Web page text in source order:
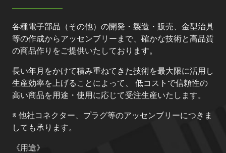
各種電子部品（その他）の開発・製造・販売、金型治具
等の作成からアッセンブリーまで、確かな技術と高品質
の商品作りをご提供いたしております。
長い年月をかけて積み重ねてきた技術を最大限に活用し
生産効率を上げることによって、 低コストで信頼性の
高い商品を用途・使用に応じて受注生産いたします。
※ 他社コネクター、プラグ等のアッセンブリーにつきま
しても承ります。
《用途》